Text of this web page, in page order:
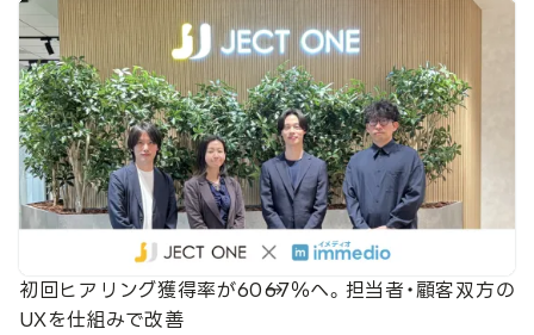
初回ヒアリング獲得率が60→67％へ。担当者・顧客双方の
UXを仕組みで改善